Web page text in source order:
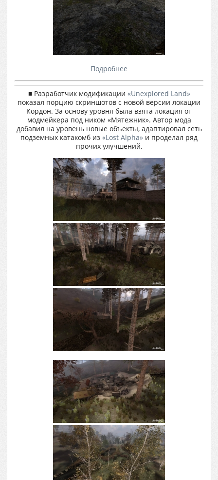
Подробнее
■ Разработчик модификации «Unexplored Land»
показал порцию скриншотов с новой версии локации
Кордон. За основу уровня была взята локация от
модмейкера под ником «Мятежник». Автор мода
добавил на уровень новые объекты, адаптировал сеть
подземных катакомб из «Lost Alpha» и проделал ряд
прочих улучшений.